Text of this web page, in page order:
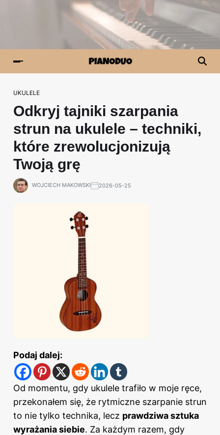
UKULELE
Odkryj tajniki szarpania
strun na ukulele – techniki,
które zrewolucjonizują
Twoją grę
WOJCIECH MAKOWSKI 2026-05-25
Podaj dalej:
Od momentu, gdy ukulele trafiło w moje ręce,
przekonałem się, że rytmiczne szarpanie strun
to nie tylko technika, lecz prawdziwa sztuka
wyrażania siebie. Za każdym razem, gdy